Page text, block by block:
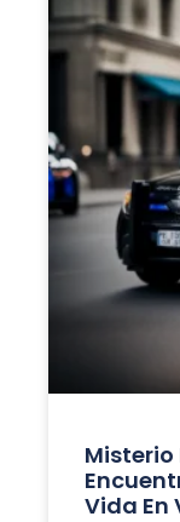
Misterio
Vida En